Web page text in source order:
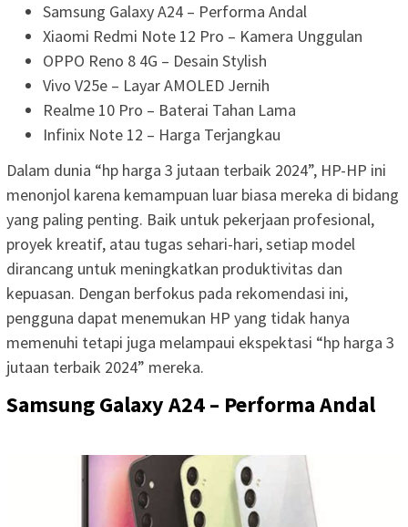
Samsung Galaxy A24 – Performa Andal
Xiaomi Redmi Note 12 Pro – Kamera Unggulan
OPPO Reno 8 4G – Desain Stylish
Vivo V25e – Layar AMOLED Jernih
Realme 10 Pro – Baterai Tahan Lama
Infinix Note 12 – Harga Terjangkau
Dalam dunia “hp harga 3 jutaan terbaik 2024”, HP-HP ini
menonjol karena kemampuan luar biasa mereka di bidang
yang paling penting. Baik untuk pekerjaan profesional,
proyek kreatif, atau tugas sehari-hari, setiap model
dirancang untuk meningkatkan produktivitas dan
kepuasan. Dengan berfokus pada rekomendasi ini,
pengguna dapat menemukan HP yang tidak hanya
memenuhi tetapi juga melampaui ekspektasi “hp harga 3
jutaan terbaik 2024” mereka.
Samsung Galaxy A24 – Performa Andal